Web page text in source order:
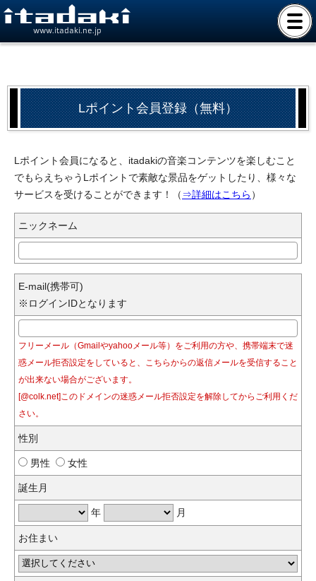
www.itadaki.ne.jp
Lポイント会員登録（無料）
Lポイント会員になると、itadakiの音楽コンテンツを楽しむこと
でもらえちゃうLポイントで素敵な景品をゲットしたり、様々な
サービスを受けることができます！（ ⇒詳細はこちら ）
ニックネーム
E-mail(携帯可)
※ログインIDとなります
フリーメール（Gmailやyahooメール等）をご利用の方や、携帯端末で迷
惑メール拒否設定をしていると、こちらからの返信メールを受信すること
が出来ない場合がございます。
[@colk.net]このドメインの迷惑メール拒否設定を解除してからご利用くだ
さい。
性別
男性 女性
誕生月
年 月
お住まい